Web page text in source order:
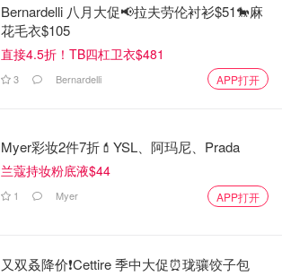
Bernardelli 八月大促📢拉夫劳伦衬衫$51🐎麻
花毛衣$105
直接4.5折！TB四杠卫衣$481
3 Bernardelli APP打开
Myer彩妆2件7折💄YSL、阿玛尼、Prada
兰蔻持妆粉底液$44
1 Myer APP打开
又双叒降价❗️Cettire 季中大促⏰珑骧饺子包